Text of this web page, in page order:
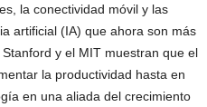
la conectividad móvil y las
artificial (IA) que ahora son más
Stanford y el MIT muestran que el
la productividad hasta en
en una aliada del crecimiento